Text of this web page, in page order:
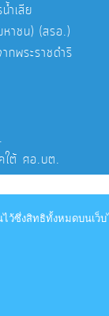
ำเสีย
าชน) (สรอ.)
กพระราชดำริ
ใต้ ศอ.บต.
ว้ซึ่งสิทธิทั้งหมดบนเ